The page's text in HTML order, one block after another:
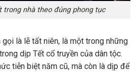
trong nhà theo đúng phong tục
gọi là lễ tất niên, là một trong những
dịp Tết cổ truyền của dân tộc.
tiễn biệt năm cũ, mà còn là dịp để